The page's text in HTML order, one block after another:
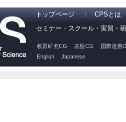
トップページ
CPSとは
セミナー・スクール・実習・
教育研究CG 基盤CG
国際連携
English
Japanese